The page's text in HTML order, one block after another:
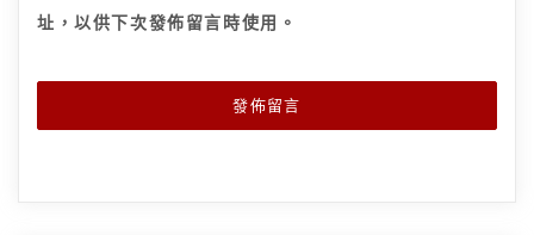
址，以供下次發佈留言時使用。